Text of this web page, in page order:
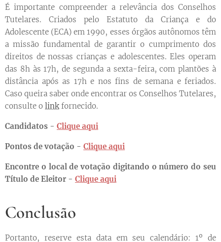
É importante compreender a relevância dos Conselhos
Tutelares. Criados pelo Estatuto da Criança e do
Adolescente (ECA) em 1990, esses órgãos autônomos têm
a missão fundamental de garantir o cumprimento dos
direitos de nossas crianças e adolescentes. Eles operam
das 8h às 17h, de segunda a sexta-feira, com plantões à
distância após as 17h e nos fins de semana e feriados.
Caso queira saber onde encontrar os Conselhos Tutelares,
consulte o linkfornecido.
Candidatos - Clique aqui
Pontos de votação - Clique aqui
Encontre o local de votação digitando o número do seu
Título de Eleitor - Clique aqui
Conclusão
Portanto, reserve esta data em seu calendário: 1º de